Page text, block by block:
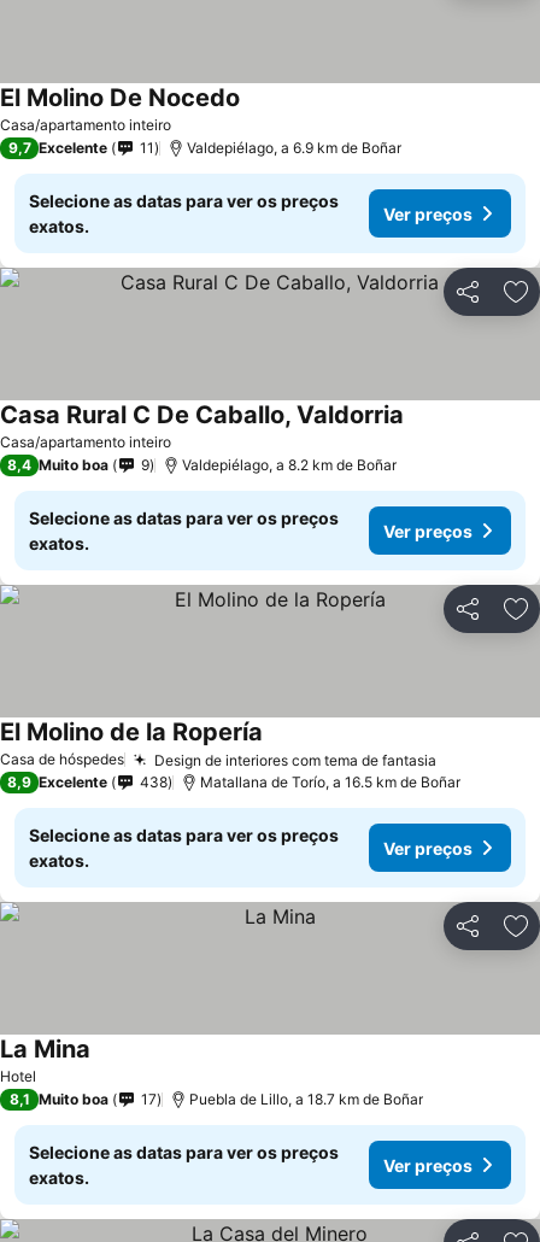
Casa/apartamento inteiro
El Molino De Nocedo
9,7 Excelente 11 Valdepiélago, a 6.9 km de Boñar
Selecione as datas para ver os preços
exatos.
Ver preços
Partilhar
Casa/apartamento inteiro
Casa Rural C De Caballo, Valdorria
8,4 Muito boa 9 Valdepiélago, a 8.2 km de Boñar
Selecione as datas para ver os preços
exatos.
Ver preços
Partilhar
Casa de hóspedes Design de interiores com tema de fantasia
El Molino de la Ropería
8,9 Excelente 438 Matallana de Torío, a 16.5 km de Boñar
Selecione as datas para ver os preços
exatos.
Ver preços
Partilhar
Hotel
La Mina
8,1 Muito boa 17 Puebla de Lillo, a 18.7 km de Boñar
Selecione as datas para ver os preços
exatos.
Ver preços